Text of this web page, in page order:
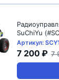
SuChiYu
SERIES
2.4GHz
Артикул:
7 200 ₽ 7